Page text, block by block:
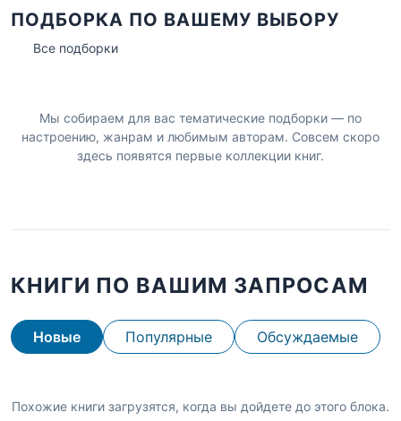
ПОДБОРКА ПО ВАШЕМУ ВЫБОРУ
Все подборки
Мы собираем для вас тематические подборки — по
настроению, жанрам и любимым авторам. Совсем скоро
здесь появятся первые коллекции книг.
КНИГИ ПО ВАШИМ ЗАПРОСАМ
Новые Популярные Обсуждаемые
Похожие книги загрузятся, когда вы дойдете до этого блока.